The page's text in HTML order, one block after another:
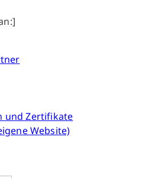
und Zertifikate
Website)